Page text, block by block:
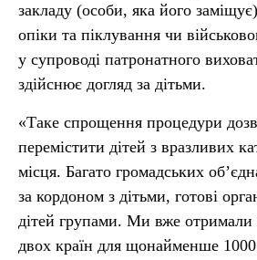
закладу (особи, яка його
опіки та піклування чи
у супроводі патронатного
здійснює догляд за дітьми.
«Таке спрощення процедури
перемістити дітей з вразливих
місця. Багато громадських
за кордоном з дітьми, готові
дітей групами. Ми вже отримали
двох країн для щонайменше 1000